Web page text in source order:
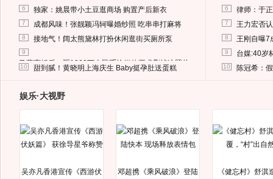
6 独家：姚晨带小土豆逛商场 购置产后新衣
7 成都风味！张靓颖冯轲曝婚纱照 吃串串打麻将
8 接地气！阔太熊黛林打扮休闲逛街买厕所泵
9
马蓉离婚后，砸1000万人民币给媒体要求删掉这照片
10 甜到腻！黄晓明上海庆生 Baby挺孕肚送蛋糕
6 律师：于
7 王力宏否
8 王刚自曝7
9 台媒:40岁
10 陈冠希：
娱乐·大视野
吴亦凡香港宣传《西游伏
邓超携《乘风破浪》登陆
《健忘村》舒淇